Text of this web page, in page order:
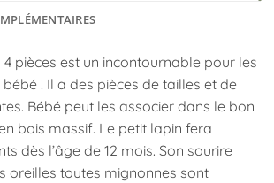
pièces est un incontournable pour les
! Il a des pièces de tailles et de
Bébé peut les associer dans le bon
bois massif. Le petit lapin fera
dès l’âge de 12 mois. Son sourire
oreilles toutes mignonnes sont